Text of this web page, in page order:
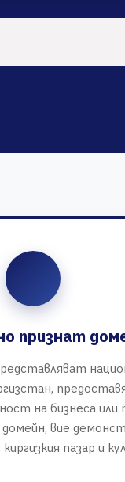
признат
на бизнеса или
домейн, вие
пазар и